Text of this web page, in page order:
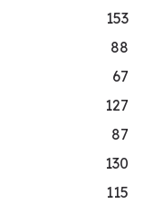
153
88
67
127
87
130
115